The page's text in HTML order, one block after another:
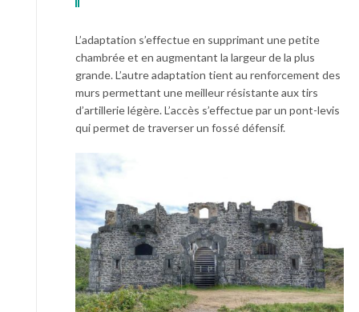
L’adaptation s’effectue en supprimant une petite
chambrée et en augmentant la largeur de la plus
grande. L’autre adaptation tient au renforcement des
murs permettant une meilleur résistante aux tirs
d’artillerie légère. L’accès s’effectue par un pont-levis
qui permet de traverser un fossé défensif.